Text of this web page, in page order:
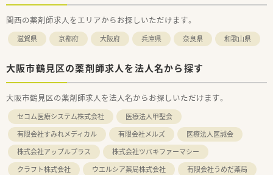
関西の薬剤師求人をエリアからお探しいただけます。
滋賀県 京都府 大阪府 兵庫県 奈良県 和歌山県
大阪市鶴見区の薬剤師求人を法人名から探す
大阪市鶴見区の薬剤師求人を法人名からお探しいただけます。
セコム医療システム株式会社
医療法人甲聖会
有限会社すみれメディカル
有限会社メルズ
医療法人医誠会
株式会社アップルプラス
株式会社ツバキファーマシー
クラフト株式会社
ウエルシア薬局株式会社
有限会社うめだ薬局